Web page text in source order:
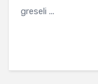
greseli ...